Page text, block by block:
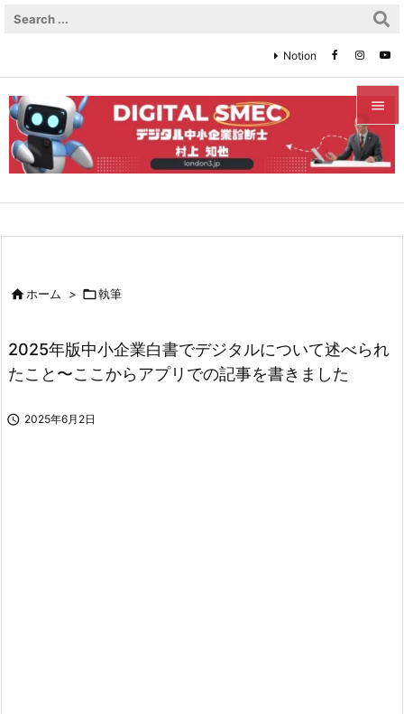


メニュ

検索
Notion
ホーム > 執筆
2025年版中小企業白書でデジタルについて述べられ
たこと〜ここからアプリでの記事を書きました
 2025年6月2日